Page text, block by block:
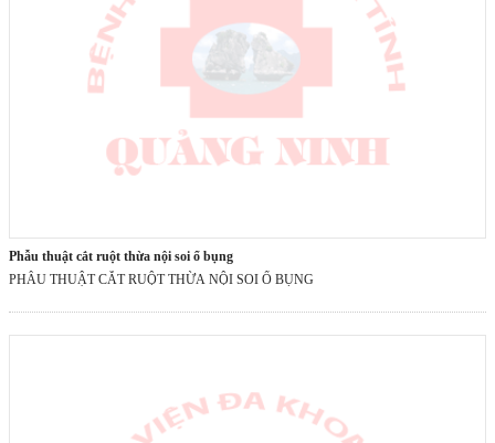
phẫu thuật cắt ruột thừa nội soi ổ bụng
PHẪU THUẬT CẮT RUỘT THỪA NỘI SOI Ổ BỤNG